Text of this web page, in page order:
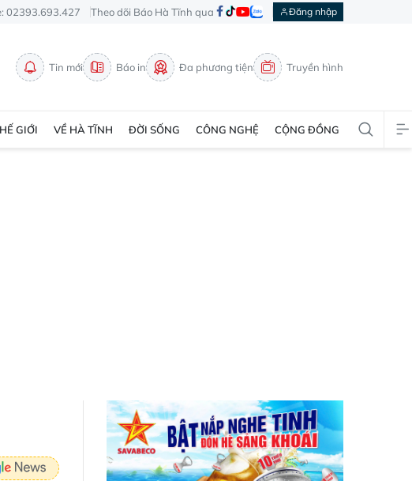
02393.693.427 Theo dõi Báo Hà Tĩnh qua Đăng nhập
Tin mới Báo in Đa phương tiện Truyền hình
GIỚI VỀ HÀ TĨNH ĐỜI SỐNG CÔNG NGHỆ CỘNG ĐỒNG